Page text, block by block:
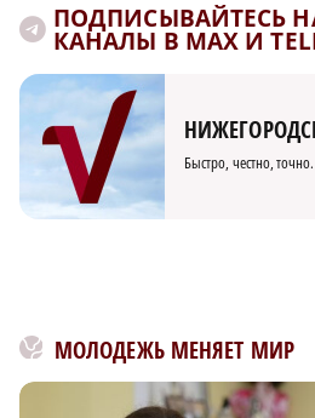
ПОДПИСЫВАЙТЕСЬ
КАНАЛЫ В MAX И
Быстро, честно,
МОЛОДЕЖЬ МЕНЯЕТ МИР